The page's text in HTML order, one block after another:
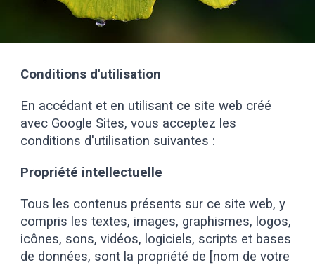
Conditions d'utilisation
En accédant et en utilisant ce site web créé
avec Google Sites, vous acceptez les
conditions d'utilisation suivantes :
Propriété intellectuelle
Tous les contenus présents sur ce site web, y
compris les textes, images, graphismes, logos,
icônes, sons, vidéos, logiciels, scripts et bases
de données, sont la propriété de [nom de votre